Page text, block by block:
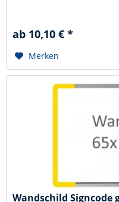
ab 10,10 € *
Merken
Wandschild